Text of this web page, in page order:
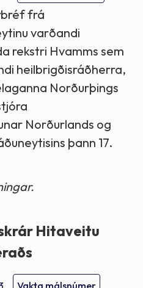
frá
varðandi
rekstri Hvamms sem
heilbrigðisráðherra,
Norðurþings
Norðurlands og
þann 17.
Hitaveitu
Vakta málsnúmer